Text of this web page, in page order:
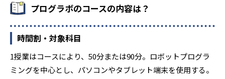
プログラボのコースの内容は？
時間割・対象科目
1授業はコースにより、50分または90分。ロボットプログラ
ミングを中心とし、パソコンやタブレット端末を使用する。